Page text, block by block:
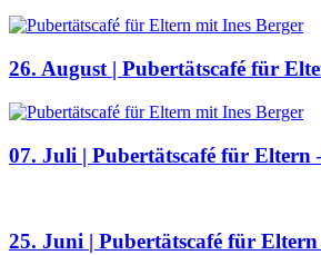
26. August | Pubertätscafé für
07. Juli | Pubertätscafé für Eltern
25. Juni | Pubertätscafé für